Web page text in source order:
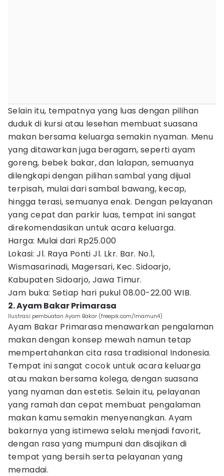
Selain itu, tempatnya yang luas dengan pilihan
duduk di kursi atau lesehan membuat suasana
makan bersama keluarga semakin nyaman. Menu
yang ditawarkan juga beragam, seperti ayam
goreng, bebek bakar, dan lalapan, semuanya
dilengkapi dengan pilihan sambal yang dijual
terpisah, mulai dari sambal bawang, kecap,
hingga terasi, semuanya enak. Dengan pelayanan
yang cepat dan parkir luas, tempat ini sangat
direkomendasikan untuk acara keluarga.
Harga: Mulai dari Rp25.000
Lokasi: Jl. Raya Ponti Jl. Lkr. Bar. No.1,
Wismasarinadi, Magersari, Kec. Sidoarjo,
Kabupaten Sidoarjo, Jawa Timur.
Jam buka: Setiap hari pukul 08.00-22.00 WIB.
2. Ayam Bakar Primarasa
Ilustrasi pembuatan Ayam Bakar (freepik.com/lmamun4)
Ayam Bakar Primarasa menawarkan pengalaman
makan dengan konsep mewah namun tetap
mempertahankan cita rasa tradisional Indonesia.
Tempat ini sangat cocok untuk acara keluarga
atau makan bersama kolega, dengan suasana
yang nyaman dan estetis. Selain itu, pelayanan
yang ramah dan cepat membuat pengalaman
makan kamu semakin menyenangkan. Ayam
bakarnya yang istimewa selalu menjadi favorit,
dengan rasa yang mumpuni dan disajikan di
tempat yang bersih serta pelayanan yang
memadai.